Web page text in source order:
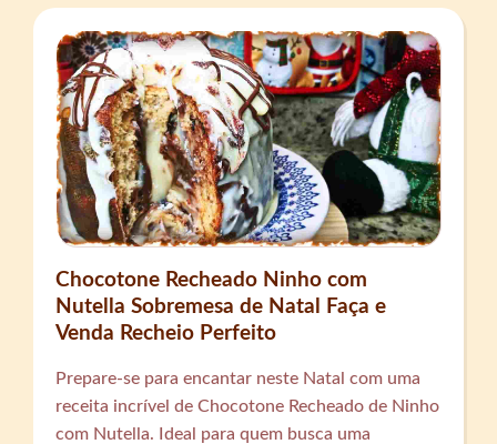
Chocotone Recheado Ninho com
Nutella Sobremesa de Natal Faça e
Venda Recheio Perfeito
Prepare-se para encantar neste Natal com uma
receita incrível de Chocotone Recheado de Ninho
com Nutella. Ideal para quem busca uma